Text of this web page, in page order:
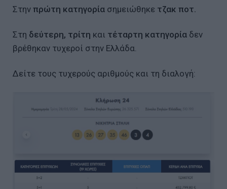
Στην πρώτη κατηγορία σημειώθηκε τζακ ποτ.
Στη δεύτερη, τρίτη και τέταρτη κατηγορία δεν
βρέθηκαν τυχεροί στην Ελλάδα.
Δείτε τους τυχερούς αριθμούς και τη διαλογή: